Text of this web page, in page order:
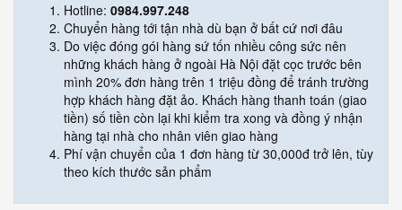
Hotline: 0984.997.248
Chuyển hàng tới tận nhà dù bạn ở bất cứ nơi đâu
Do việc đóng gói hàng sứ tốn nhiều công sức nên
những khách hàng ở ngoài Hà Nội đặt cọc trước bên
mình 20% đơn hàng trên 1 triệu đồng để tránh trường
hợp khách hàng đặt ảo. Khách hàng thanh toán (giao
tiền) số tiền còn lại khi kiểm tra xong và đồng ý nhận
hàng tại nhà cho nhân viên giao hàng
Phí vận chuyển của 1 đơn hàng từ 30,000đ trở lên, tùy
theo kích thước sản phẩm